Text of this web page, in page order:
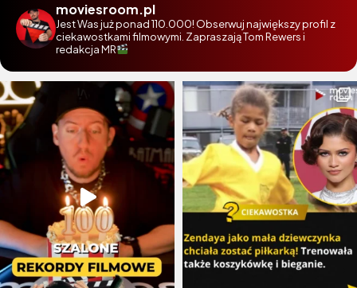
moviesroom.pl
Jest Was już ponad 110.000! Obserwuj największy profil z
ciekawostkami filmowymi. Zapraszają Tom Rewers i
redakcja MR